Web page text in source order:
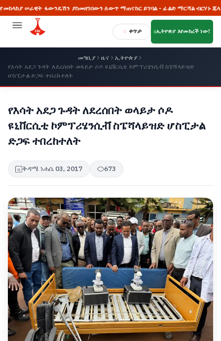
ሠራዊት ፋውንዴሽን ያስመዘገበውን ለውጥ ማጠናከር ይገባል - ፊልድ ማርሻል ብርሃኑ ጁላ
ቀጥታ ኢትዮጵያ እየመከረች ነው!
መግቢያ ዜና
ኢትዮጵያ
የእሳት አደጋ ጉዳት ለደረሰበት ወላይታ ሶዶ ዩኒቨርሲቲ ኮምፕሪሄንሲቭ ስፔሻላይዝድ
ሆስፒታል ድጋፍ ተበረከተለት
የእሳት አደጋ ጉዳት ለደረሰበት ወላይታ ሶዶ
ዩኒቨርሲቲ ኮምፕሪሄንሲቭ ስፔሻላይዝድ ሆስፒታል
ድጋፍ ተበረከተለት
ቅዳሜ ነሐሴ 03, 2017 673